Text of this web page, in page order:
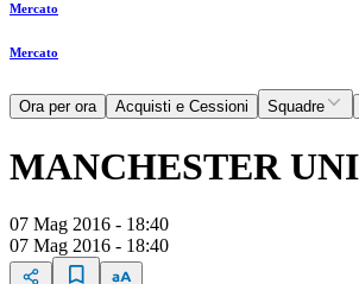
Mercato
Mercato
Ora per ora Acquisti e Cessioni Squadre
MANCHESTER
07 Mag 2016 - 18:40
07 Mag 2016 - 18:40